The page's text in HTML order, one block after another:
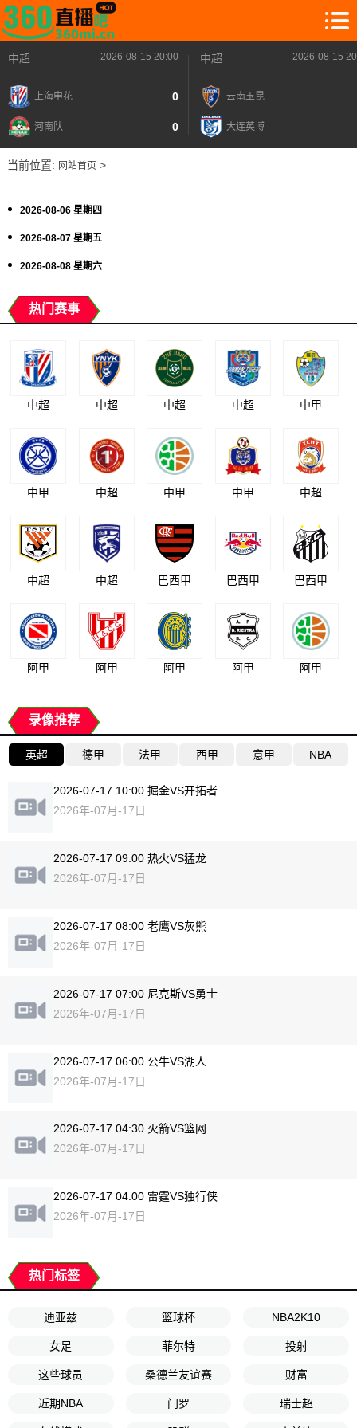
中超 2026-08-15 20:00
上海申花 0
河南队 0
中超 2026-08-15
云南玉昆
大连英博
当前位置: 网站首页>
2026-08-06 星期四
2026-08-07 星期五
2026-08-08 星期六
热门赛事
中超 中超 中超 中超 中甲
中甲 中超 中甲 中甲 中超
中超 中超 巴西甲 巴西甲 巴西甲
阿甲 阿甲 阿甲 阿甲 阿甲
录像推荐
英超 德甲 法甲 西甲 意甲 NBA
2026-07-17 10:00 掘金VS开拓者
2026年-07月-17日
2026-07-17 09:00 热火VS猛龙
2026年-07月-17日
2026-07-17 08:00 老鹰VS灰熊
2026年-07月-17日
2026-07-17 07:00 尼克斯VS勇士
2026年-07月-17日
2026-07-17 06:00 公牛VS湖人
2026年-07月-17日
2026-07-17 04:30 火箭VS篮网
2026年-07月-17日
2026-07-17 04:00 雷霆VS独行侠
2026年-07月-17日
热门标签
迪亚兹 篮球杯 NBA2K10
女足 菲尔特 投射
这些球员 桑德兰友谊赛 财富
近期NBA 门罗 瑞士超